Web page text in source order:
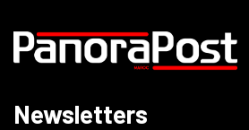
Newsletters